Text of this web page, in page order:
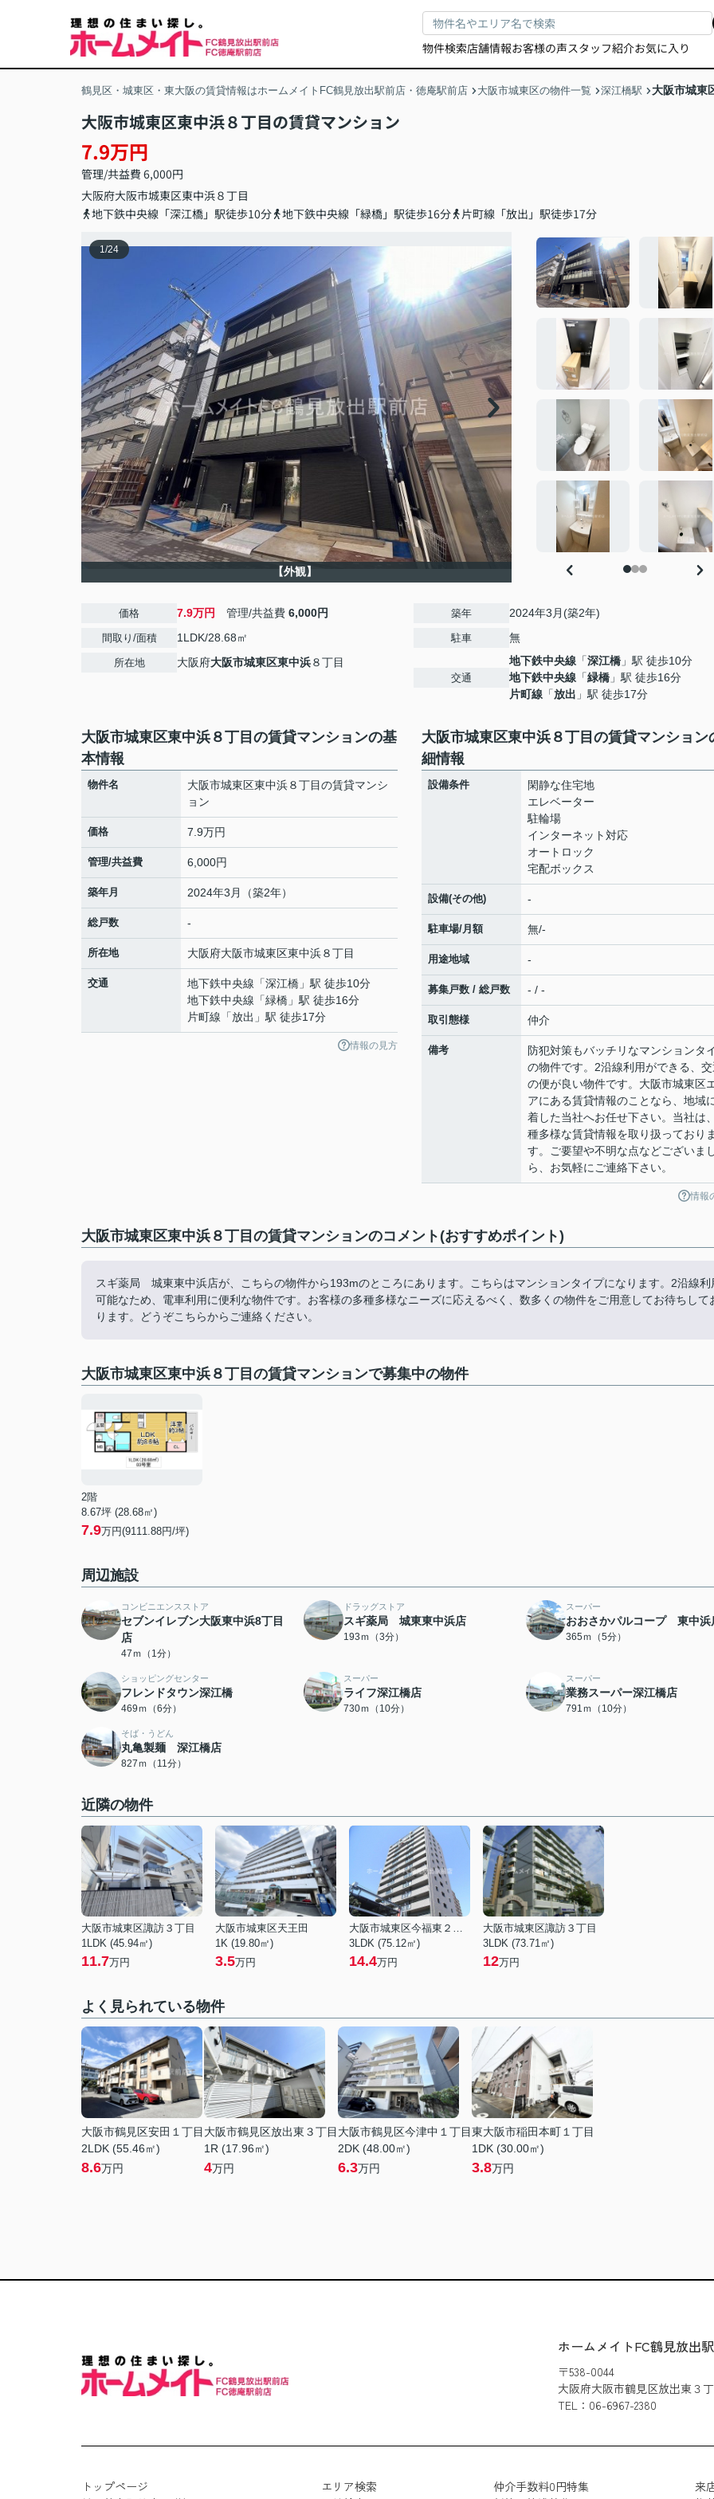
物件検索店舗情報お客様の声スタッフ紹介お気に入り
鶴見区・城東区・東大阪の賃貸情報はホームメイトFC鶴見放出駅前店・徳庵駅前店 大阪市城東区の物件一覧 深江橋駅 大阪市城東
大阪市城東区東中浜８丁目の賃貸マンション
7.9万円
管理/共益費 6,000円
大阪府大阪市城東区東中浜８丁目
地下鉄中央線「深江橋」駅徒歩10分
地下鉄中央線「緑橋」駅徒歩16分 片町線「放出」駅徒歩17分
1/24
【外観】
価格 7.9万円 管理/共益費 6,000円
間取り/面積 1LDK/28.68㎡
所在地 大阪府大阪市城東区東中浜８丁目
築年 2024年3月(築2年)
駐車 無
交通
地下鉄中央線 「深江橋 」駅 徒歩10分
地下鉄中央線 「緑橋 」駅 徒歩16分
片町線 「放出 」駅 徒歩17分
大阪市城東区東中浜８丁目の賃貸マンションの基
本情報
物件名
大阪市城東区東中浜８丁目の賃貸マンシ
ョン
価格 7.9万円
管理/共益費 6,000円
築年月 2024年3月（築2年）
総戸数 -
所在地 大阪府大阪市城東区東中浜８丁目
交通 地下鉄中央線 「深江橋 」駅 徒歩10分
地下鉄中央線 「緑橋 」駅 徒歩16分
片町線 「放出 」駅 徒歩17分
情報の見方
大阪市城東区東中浜８丁目の賃貸マンション
細情報
設備条件
閑静な住宅地
エレベーター
駐輪場
インターネット対応
オートロック
宅配ボックス
設備(その他) -
駐車場/月額 無/-
用途地域 -
募集戸数 / 総戸数 - / -
取引態様 仲介
備考
防犯対策もバッチリなマンションタ
の物件です。2沿線利用ができる、
の便が良い物件です。大阪市城東区
アにある賃貸情報のことなら、地域
着した当社へお任せ下さい。当社は
種多様な賃貸情報を取り扱っており
す。ご要望や不明な点などございま
ら、お気軽にご連絡下さい。
情報
大阪市城東区東中浜８丁目の賃貸マンションのコメント(おすすめポイント)
スギ薬局 城東東中浜店が、こちらの物件から193mのところにあります。こちらはマンションタイプになります。2沿線利
可能なため、電車利用に便利な物件です。お客様の多種多様なニーズに応えるべく、数多くの物件をご用意してお待ちして
ります。どうぞこちらからご連絡ください。
大阪市城東区東中浜８丁目の賃貸マンションで募集中の物件
2階
8.67坪 (28.68㎡)
7.9万円(9111.88円/坪)
周辺施設
コンビニエンスストア
セブンイレブン大阪東中浜8丁目
店
47ｍ（1分）
ドラッグストア
スギ薬局 城東東中浜店
193ｍ（3分）
スーパー
おおさかパルコープ 東中浜
365ｍ（5分）
ショッピングセンター
フレンドタウン深江橋
469ｍ（6分）
スーパー
ライフ深江橋店
730ｍ（10分）
スーパー
業務スーパー深江橋店
791ｍ（10分）
そば・うどん
丸亀製麺 深江橋店
827ｍ（11分）
近隣の物件
大阪市城東区諏訪３丁目
1LDK (45.94㎡)
11.7万円
大阪市城東区天王田
1K (19.80㎡)
3.5万円
大阪市城東区今福東２丁目
3LDK (75.12㎡)
14.4万円
大阪市城東区諏訪３丁目
3LDK (73.71㎡)
12万円
よく見られている物件
大阪市鶴見区安田１丁目
2LDK (55.46㎡)
8.6万円
大阪市鶴見区放出東３丁目
1R (17.96㎡)
4万円
大阪市鶴見区今津中１丁目
2DK (48.00㎡)
6.3万円
東大阪市稲田本町１丁目
1DK (30.00㎡)
3.8万円
ホームメイトFC鶴見放出
〒538-0044
大阪府大阪市鶴見区放出東３
TEL：06-6967-2380
トップページ
エリア検索
仲介手数料0円特集
来